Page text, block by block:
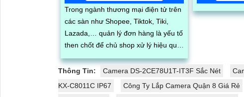
Trong ngành thương mại điện tử trên
các sàn như Shopee, Tiktok, Tiki,
Lazada,… quản lý đơn hàng là yếu tố
then chốt để chủ shop xử lý hiệu quả
mọi vấn đề phát sinh. An Thành Phát
giới thiệu giải pháp quản lý đóng
hàng bằng phần mềm trên máy tính
kết hợp camera soi mã vận đơn,
Thông Tin: Camera DS-2CE78U1T-IT3F Sắc Nét
KX-C8011C IP67
Công Ty Lắp Camera Quận 8 Giá Rẻ